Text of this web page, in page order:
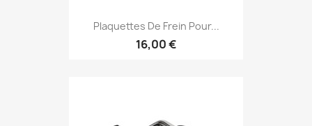
Plaquettes De Frein Pour...
16,00 €